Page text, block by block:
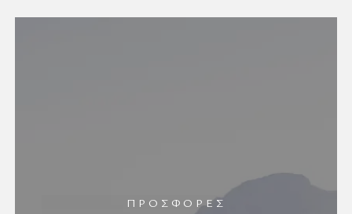
ΠΡΟΣΦΟΡΕΣ